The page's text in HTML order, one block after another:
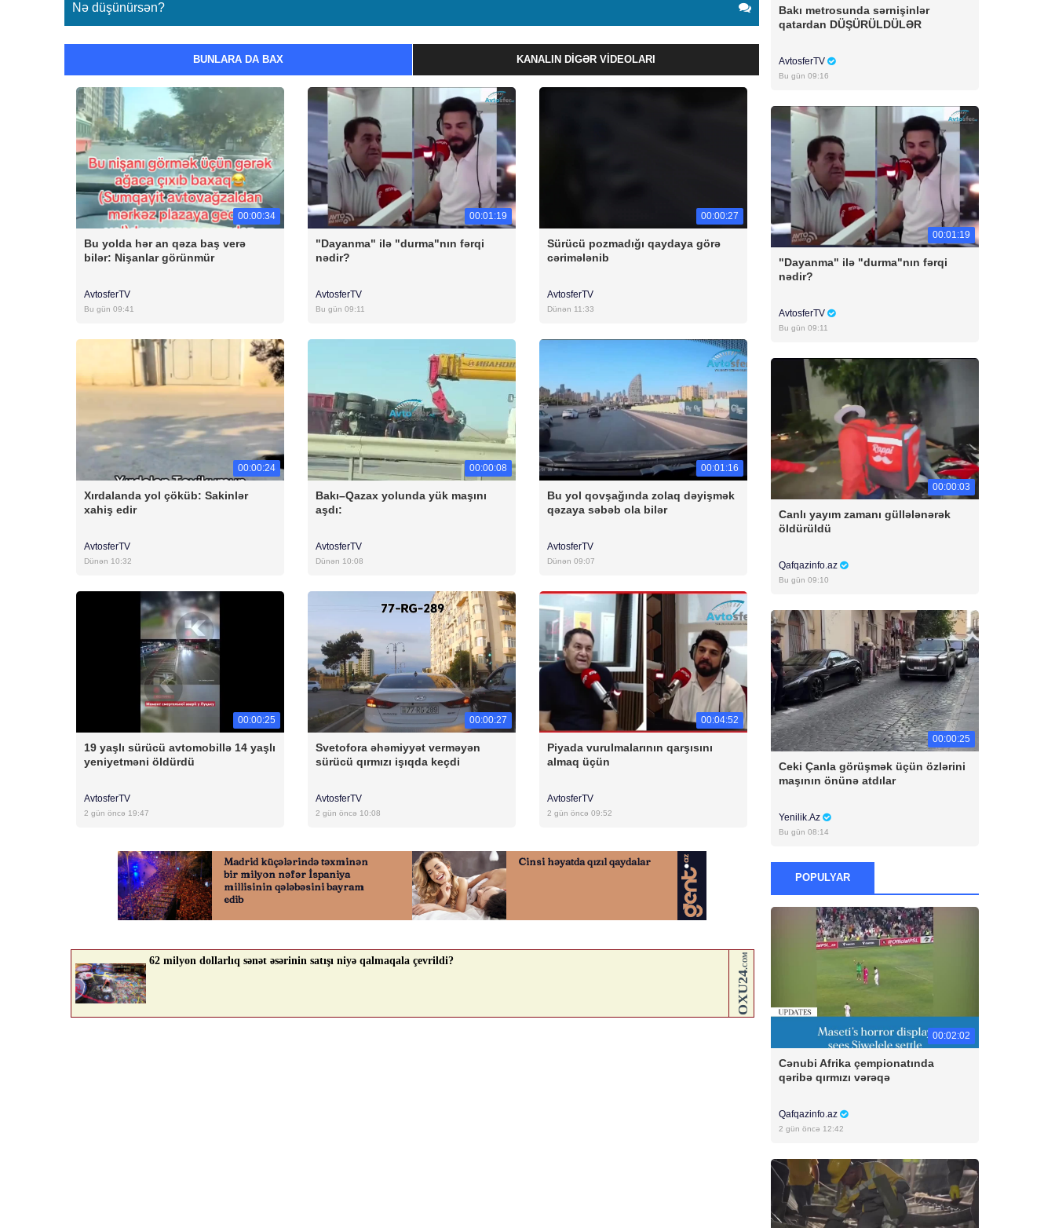
Nə düşünürsən?
BUNLARA DA BAX KANALIN DIGƏR VIDEOLARI
00:00:34
Bu yolda hər an qəza baş verə
bilər: Nişanlar görünmür
AvtosferTV
Bu gün 09:41
00:01:19
"Dayanma" ilə "durma"nın fərqi
nədir?
AvtosferTV
Bu gün 09:11
00:00:27
Sürücü pozmadığı qaydaya görə
cərimələnib
AvtosferTV
Dünən 11:33
00:00:24
Xırdalanda yol çöküb: Sakinlər
xahiş edir
AvtosferTV
Dünən 10:32
00:00:08
Bakı–Qazax yolunda yük maşını
aşdı:
AvtosferTV
Dünən 10:08
00:01:16
Bu yol qovşağında zolaq dəyişmək
qəzaya səbəb ola bilər
AvtosferTV
Dünən 09:07
00:00:25
19 yaşlı sürücü avtomobillə 14 yaşlı
yeniyetməni öldürdü
AvtosferTV
2 gün öncə 19:47
00:00:27
Svetofora əhəmiyyət verməyən
sürücü qırmızı işıqda keçdi
AvtosferTV
2 gün öncə 10:08
00:04:52
Piyada vurulmalarının qarşısını
almaq üçün
AvtosferTV
2 gün öncə 09:52
Bakı metrosunda sərnişinlər
qatardan DÜŞÜRÜLDÜLƏR
AvtosferTV
Bu gün 09:16
00:01:19
"Dayanma" ilə "durma"nın fərqi
nədir?
AvtosferTV
Bu gün 09:11
00:00:03
Canlı yayım zamanı güllələnərək
öldürüldü
Qafqazinfo.az
Bu gün 09:10
00:00:25
Ceki Çanla görüşmək üçün özlərini
maşının önünə atdılar
Yenilik.Az
Bu gün 08:14
POPULYAR
00:02:02
Cənubi Afrika çempionatında
qəribə qırmızı vərəqə
Qafqazinfo.az
2 gün öncə 12:42